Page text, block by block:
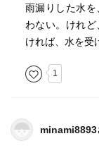
雨漏りした水
わない。けれ
ければ、水を受
1
minami8893